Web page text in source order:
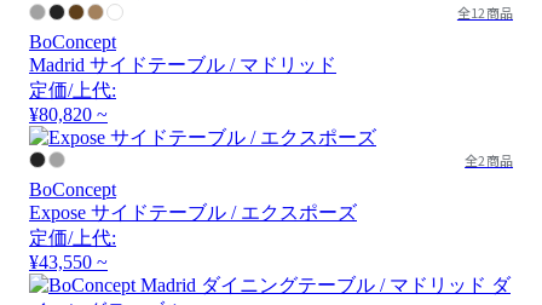
全12商品
BoConcept
Madrid サイドテーブル / マドリッド
定価/上代:
¥80,820 ~
全2商品
BoConcept
Expose サイドテーブル / エクスポーズ
定価/上代:
¥43,550 ~